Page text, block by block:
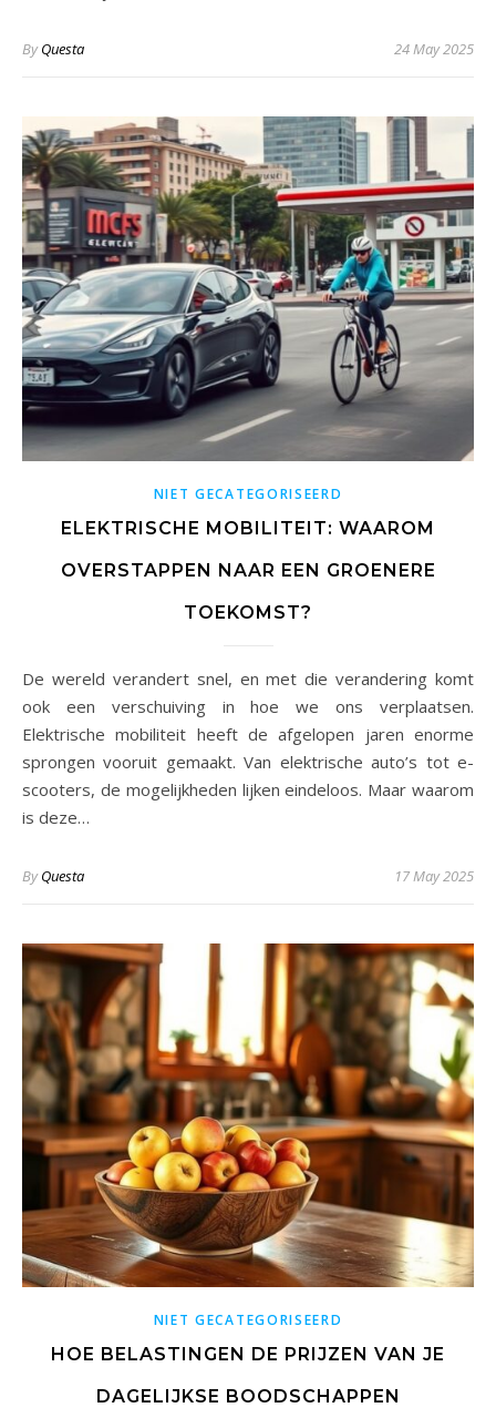
ByQuesta 24 May 2025
NIET GECATEGORISEERD
ELEKTRISCHE MOBILITEIT: WAAROM
OVERSTAPPEN NAAR EEN GROENERE
TOEKOMST?
De wereld verandert snel, en met die verandering komt
ook een verschuiving in hoe we ons verplaatsen.
Elektrische mobiliteit heeft de afgelopen jaren enorme
sprongen vooruit gemaakt. Van elektrische auto’s tot e-
scooters, de mogelijkheden lijken eindeloos. Maar waarom
is deze…
ByQuesta 17 May 2025
NIET GECATEGORISEERD
HOE BELASTINGEN DE PRIJZEN VAN JE
DAGELIJKSE BOODSCHAPPEN